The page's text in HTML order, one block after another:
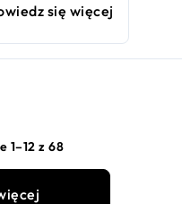
się więcej
1–12 z 68